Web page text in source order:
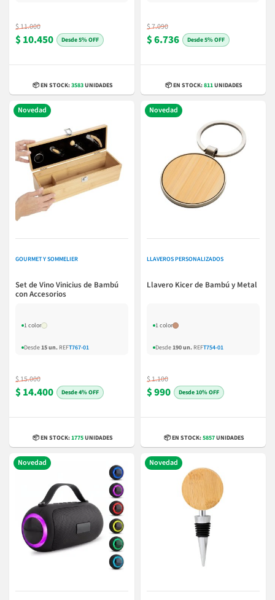
$ 11.000
$ 10.450 5% OFF
📦 EN STOCK:3583UNIDADES
$ 7.090
$ 6.736 5% OFF
📦 EN STOCK:811UNIDADES
Novedad
GOURMET Y SOMMELIER
Set de Vino Vinicius de Bambú
con Accesorios
1 color
Desde15 un. REFT767-01
$ 15.000
$ 14.400 4% OFF
📦 EN STOCK:1775UNIDADES
Novedad
LLAVEROS PERSONALIZADOS
Llavero Kicer de Bambú y Metal
1 color
Desde190 un. REFT754-01
$ 1.100
$ 990 10% OFF
📦 EN STOCK:5857UNIDADES
Novedad Novedad